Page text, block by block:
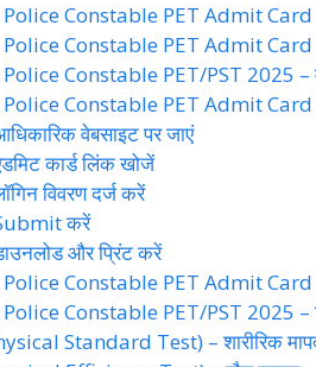
Constable PET Admit Card
Constable PET Admit Card
Constable PET/PST 2025 –
Constable PET Admit Card
वेबसाइट पर जाएं
कार्ड लिंक खोजें
विवरण दर्ज करें
करें
और प्रिंट करें
Constable PET Admit Card
Constable PET/PST 2025 –
Standard Test) – शारीरिक